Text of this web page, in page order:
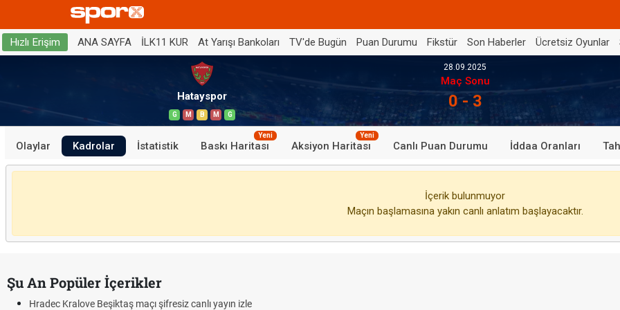
Hızlı Erişim ANA SAYFA İLK11 KUR At Yarışı Bankoları TV'de Bugün Puan Durumu Fikstür Son Haberler Ücretsiz Oyunlar
Hatayspor
G M B M G
28.09.2025
Maç Sonu
0 - 3
Olaylar Kadrolar İstatistik Baskı Haritası
Yeni
Aksiyon Haritası
Yeni
Canlı Puan Durumu İddaa Oranları
İçerik bulunmuyor
Maçın başlamasına yakın canlı anlatım başlayacaktır.
Şu An Popüler İçerikler
Hradec Kralove Beşiktaş maçı şifresiz canlı yayın izle